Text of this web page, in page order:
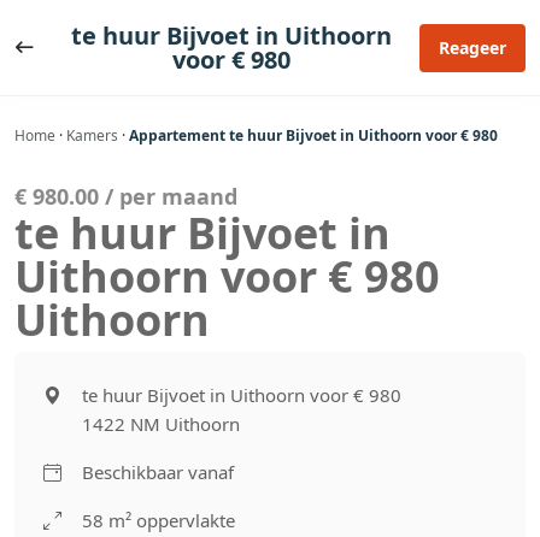
naar
te huur Bijvoet in Uithoorn
voor € 980 Reageer
Home · Kamers ·Appartement te huur Bijvoet in Uithoorn voor € 980
€ 980.00 / per maand
te huur Bijvoet in
Uithoorn voor € 980
Uithoorn
te huur Bijvoet in Uithoorn voor € 980
1422 NM Uithoorn
Beschikbaar vanaf
58 m² oppervlakte